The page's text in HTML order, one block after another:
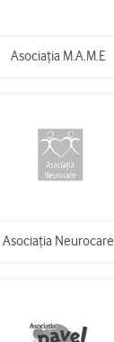
Asociaţia M.A.M.E
Asociaţia Neurocare